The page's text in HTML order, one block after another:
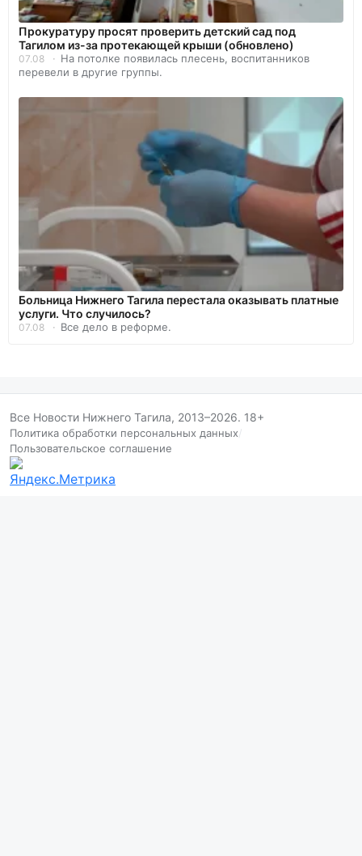
Прокуратуру просят проверить детский сад под
Тагилом из-за протекающей крыши (обновлено)
07.08
На потолке появилась плесень, воспитанников
перевели в другие группы.
Больница Нижнего Тагила перестала оказывать платные
услуги. Что случилось?
07.08 Все дело в реформе.
Все Новости Нижнего Тагила, 2013–2026. 18+
Политика обработки персональных данных/
Пользовательское соглашение